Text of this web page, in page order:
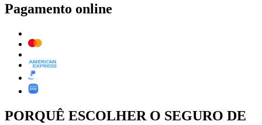
Pagamento online
PORQUÊ ESCOLHER O SEGURO DE